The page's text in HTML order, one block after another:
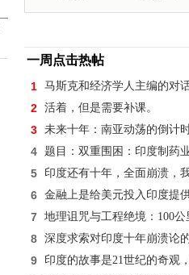
一周点击热帖
1 马斯克和经济学人主编的对
2 活着，但是需要补课。
3 未来十年：南亚动荡的倒计
4 题目：双重围困：印度制药
5 印度还有十年，全面崩溃，
6 金融上是给美元投入印度提
7 地理诅咒与工程绝境：100公
8 深度求索对印度十年崩溃论
9 印度的故事是21世纪的奇观